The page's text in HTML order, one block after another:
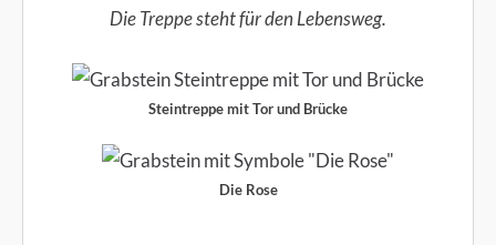
Die Treppe steht für den Lebensweg.
Steintreppe mit Tor und Brücke
Die Rose